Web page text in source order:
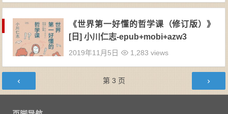
《世界第一好懂的哲学课（修订版）》
[日] 小川仁志-epub+mobi+azw3
2019年11月5日 1,283 views
文章导航 第 3 页